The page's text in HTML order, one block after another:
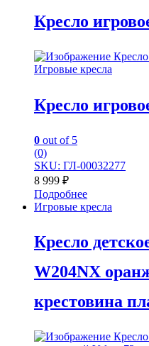
Кресло
Игровые кресла
Кресло
0 out of 5
(0)
SKU: ГЛ-00032277
8 999 ₽
Подробнее
Игровые кресла
Кресло
W204NX
крестовина